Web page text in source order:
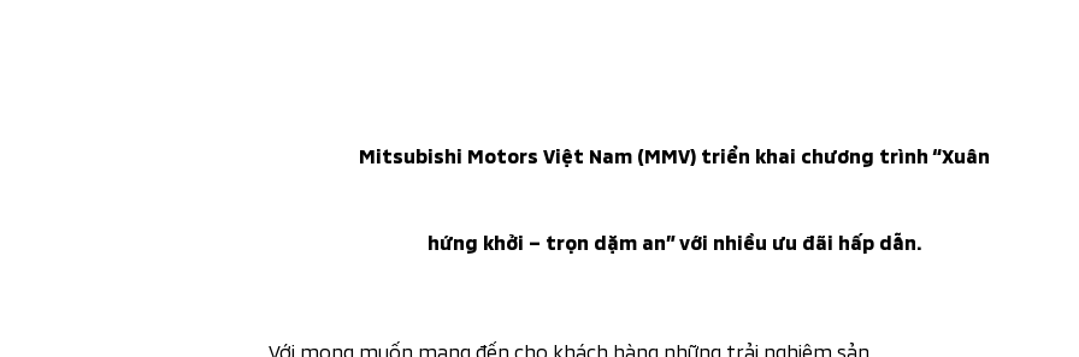
Mitsubishi Motors Việt Nam (MMV) triển khai chương trình “Xuân
hứng khởi – trọn dặm an” với nhiều ưu đãi hấp dẫn.
Với mong muốn mang đến cho khách hàng những trải nghiệm sản